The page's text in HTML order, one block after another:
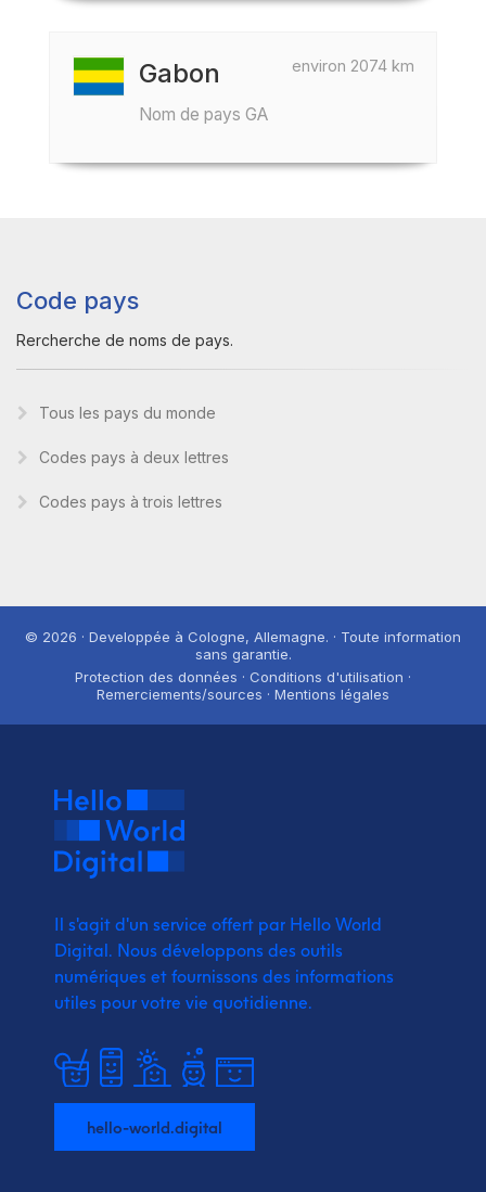
environ 2074 km
Gabon
Nom de pays GA
Code pays
Rercherche de noms de pays.
Tous les pays du monde
Codes pays à deux lettres
Codes pays à trois lettres
© 2026 · Developpée à Cologne, Allemagne. · Toute information
sans garantie.
Protection des données · Conditions d'utilisation ·
Remerciements/sources · Mentions légales
Il s'agit d'un service offert par Hello World
Digital. Nous développons des outils
numériques et fournissons des informations
utiles pour votre vie quotidienne.
hello-world.digital